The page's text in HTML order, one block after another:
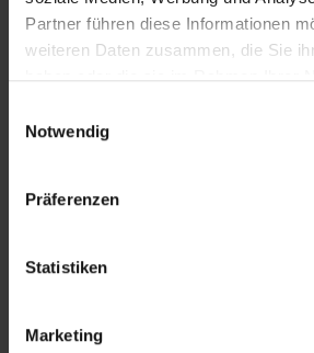
Partner führen diese Informationen
weiteren Daten zusammen, die Sie
haben oder die sie im Rahmen Ihrer
Notwendig
Präferenzen
Statistiken
Marketing